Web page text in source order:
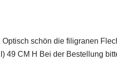
schön die filigranen
49 CM H Bei der Bestellung